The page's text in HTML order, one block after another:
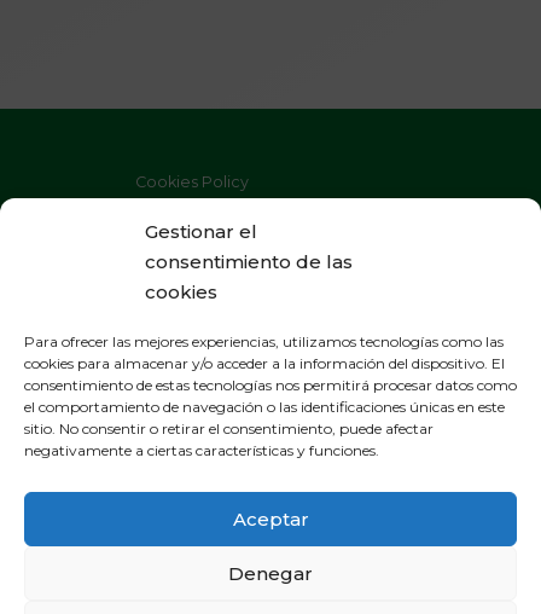
Gestionar el
consentimiento de las
cookies
Para ofrecer las mejores experiencias, utilizamos tecnologías como las
cookies para almacenar y/o acceder a la información del dispositivo. El
consentimiento de estas tecnologías nos permitirá procesar datos como
el comportamiento de navegación o las identificaciones únicas en este
sitio. No consentir o retirar el consentimiento, puede afectar
negativamente a ciertas características y funciones.
Aceptar
Denegar
Cookies Policy
Privacy Policy
Legal Warning
GENERAL OFFICES
General Gallarza 38, section 21
ramiroarnedo@ramiroarnedo.com